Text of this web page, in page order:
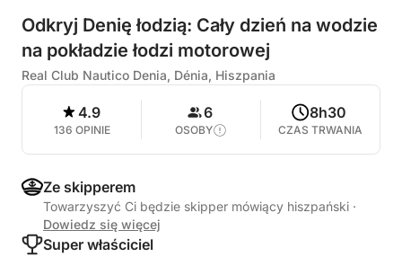
Odkryj Denię łodzią: Cały dzień na wodzie
na pokładzie łodzi motorowej
Real Club Nautico Denia, Dénia, Hiszpania
4.9
136 OPINIE
6
OSOBY
8h30
CZAS TRWANIA
Ze skipperem
Towarzyszyć Ci będzie skipper mówiący hiszpański ·
Dowiedz się więcej
Super właściciel